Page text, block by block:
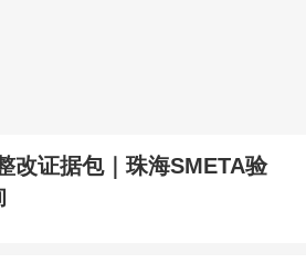
改证据包｜珠海SMETA验